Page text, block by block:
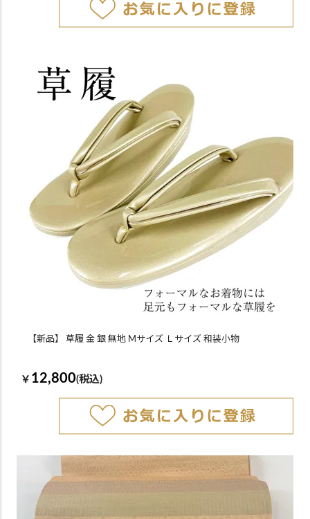
【新品】 草履 金 銀 無地 Mサイズ Ｌサイズ 和装小物
￥ 12,800(税込)